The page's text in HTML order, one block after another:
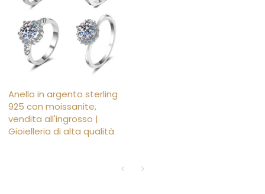
Anello in argento sterling
925 con moissanite,
vendita all'ingrosso |
Gioielleria di alta qualità